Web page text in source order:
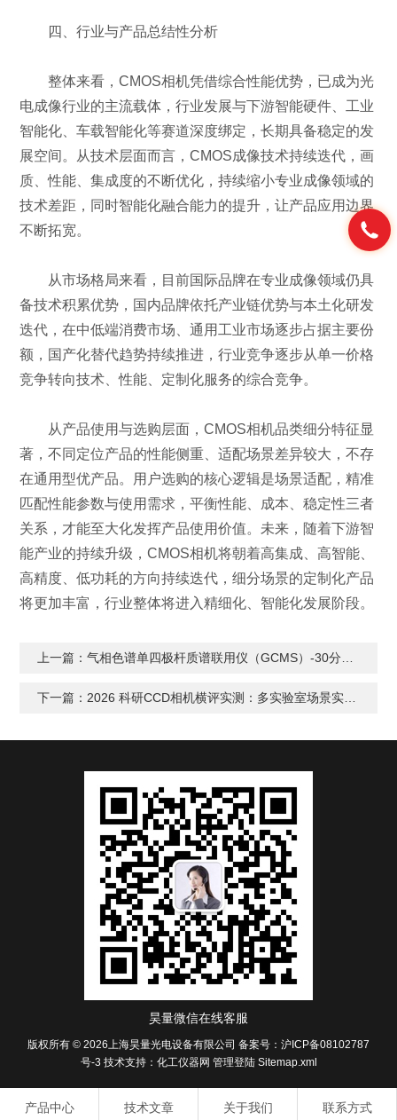
四、行业与产品总结性分析
整体来看，CMOS相机凭借综合性能优势，已成为光
电成像行业的主流载体，行业发展与下游智能硬件、工业
智能化、车载智能化等赛道深度绑定，长期具备稳定的发
展空间。从技术层面而言，CMOS成像技术持续迭代，画
质、性能、集成度的不断优化，持续缩小专业成像领域的
技术差距，同时智能化融合能力的提升，让产品应用边界
不断拓宽。
从市场格局来看，目前国际品牌在专业成像领域仍具
备技术积累优势，国内品牌依托产业链优势与本土化研发
迭代，在中低端消费市场、通用工业市场逐步占据主要份
额，国产化替代趋势持续推进，行业竞争逐步从单一价格
竞争转向技术、性能、定制化服务的综合竞争。
从产品使用与选购层面，CMOS相机品类细分特征显
著，不同定位产品的性能侧重、适配场景差异较大，不存
在通用型优产品。用户选购的核心逻辑是场景适配，精准
匹配性能参数与使用需求，平衡性能、成本、稳定性三者
关系，才能至大化发挥产品使用价值。未来，随着下游智
能产业的持续升级，CMOS相机将朝着高集成、高智能、
高精度、低功耗的方向持续迭代，细分场景的定制化产品
将更加丰富，行业整体将进入精细化、智能化发展阶段。
上一篇：气相色谱单四极杆质谱联用仪（GCMS）-30分钟快速抽真空！
下一篇： 2026 科研CCD相机横评实测：多实验室场景实测，避开选型误区
产品中心 技术文章 关于我们 联系方式
昊量微信在线客服
版权所有 © 2026上海昊量光电设备有限公司 备案号：沪ICP备08102787
号-3 技术支持： 化工仪器网 管理登陆 Sitemap.xml